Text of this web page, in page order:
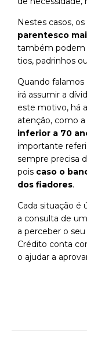
Nestes casos,
parentesco
também podem
tios, padrinhos
Quando
irá assumir a
este motivo, há
atenção, como a
inferior a 70
importante
sempre precisa
pois caso o
dos fiadores.
Cada situação é
a consulta de
a perceber o seu
Crédito conta
o ajudar a